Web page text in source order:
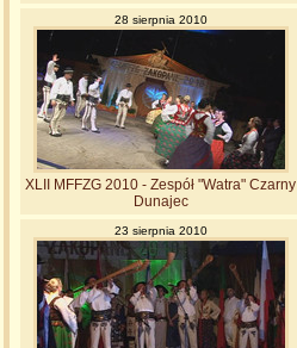
28 sierpnia 2010
XLII MFFZG 2010 - Zespół "Watra" Czarny
Dunajec
23 sierpnia 2010